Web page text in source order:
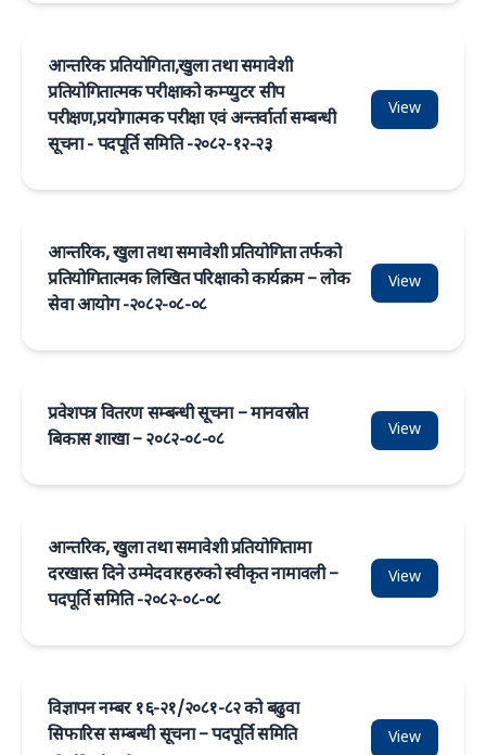
आन्तरिक प्रतियोगिता,खुला तथा समावेशी
प्रतियोगितात्मक परीक्षाको कम्प्युटर सीप
परीक्षण,प्रयोगात्मक परीक्षा एवं अन्तर्वार्ता सम्बन्धी
सूचना - पदपूर्ति समिति -२०८२-१२-२३
View
आन्तरिक, खुला तथा समावेशी प्रतियोगिता तर्फको
प्रतियोगितात्मक लिखित परिक्षाको कार्यक्रम – लोक
सेवा आयोग -२०८२-०८-०८
View
प्रवेशपत्र वितरण सम्बन्धी सूचना – मानवस्रोत
बिकास शाखा – २०८२-०८-०८
View
आन्तरिक, खुला तथा समावेशी प्रतियोगितामा
दरखास्त दिने उम्मेदवारहरुको स्वीकृत नामावली –
पदपूर्ति समिति -२०८२-०८-०८
View
विज्ञापन नम्बर १६-२१/२०८१-८२ को बढुवा
सिफारिस सम्बन्धी सूचना – पदपूर्ति समिति
View